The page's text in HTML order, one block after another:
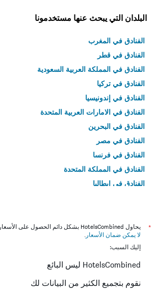
البلدان التي يبحث عنها مستخدمونا
الفنادق في المغرب
الفنادق في قطر
الفنادق في المملكة العربية السعودية
الفنادق في تركيا
الفنادق في إندونيسيا
الفنادق في الامارات العربية المتحدة
الفنادق في البحرين
الفنادق في مصر
الفنادق في فرنسا
الفنادق في المملكة المتحدة
الفنادق في إيطاليا
*
يحاول HotelsCombined بشكل دائم الحصول على الأسعار الدقيقة، ولكن
لا يمكن ضمان الأسعار .
إليك السبب:
HotelsCombined ليس البائع
نقوم بتجميع الكثير من البيانات لك